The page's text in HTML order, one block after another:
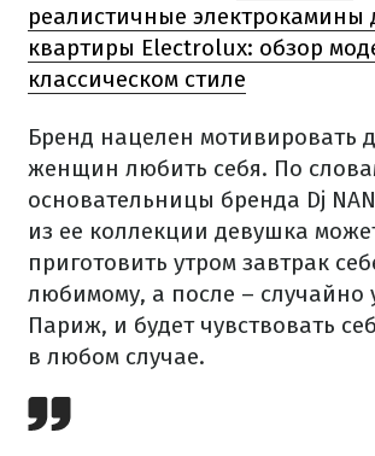
реалистичные электрокамины
квартиры Electrolux: обзор
классическом стиле
Бренд нацелен мотивировать
женщин любить себя. По
основательницы бренда Dj
из ее коллекции девушка
приготовить утром завтрак
любимому, а после – случайно
Париж, и будет чувствовать
в любом случае.